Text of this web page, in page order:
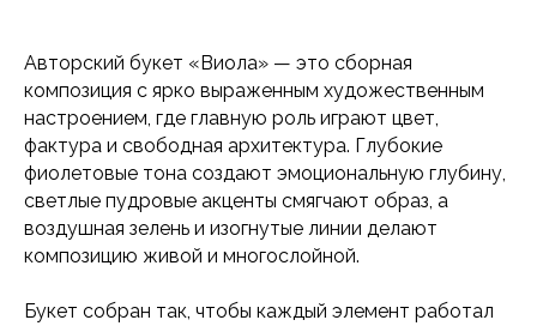
Авторский букет «Виола» — это сборная
композиция с ярко выраженным художественным
настроением, где главную роль играют цвет,
фактура и свободная архитектура. Глубокие
фиолетовые тона создают эмоциональную глубину,
светлые пудровые акценты смягчают образ, а
воздушная зелень и изогнутые линии делают
композицию живой и многослойной.
Букет собран так, чтобы каждый элемент работал